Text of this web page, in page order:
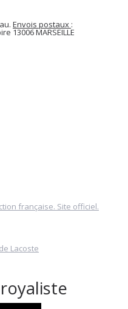
Envois postaux :
13006 MARSEILLE
française. Site officiel.
Lacoste